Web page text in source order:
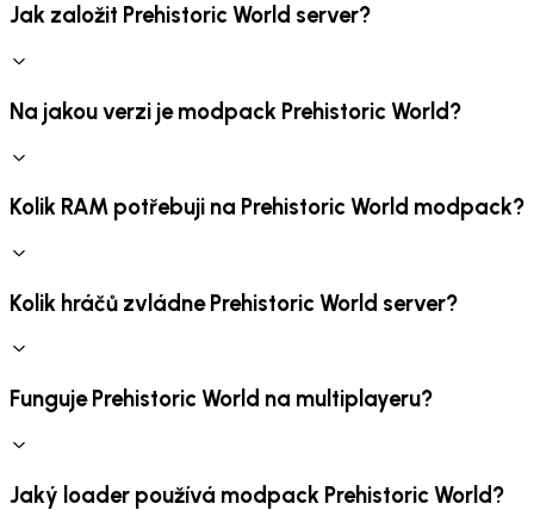
Jak založit Prehistoric World server?
Na jakou verzi je modpack Prehistoric World?
Kolik RAM potřebuji na Prehistoric World modpack?
Kolik hráčů zvládne Prehistoric World server?
Funguje Prehistoric World na multiplayeru?
Jaký loader používá modpack Prehistoric World?